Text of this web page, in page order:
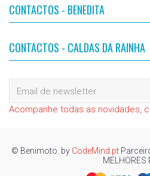
CONTACTOS - BENEDITA
CONTACTOS - CALDAS DA RAINHA
Acompanhe todas as novidades,
© Benimoto. by CodeMind.pt
MELHORES